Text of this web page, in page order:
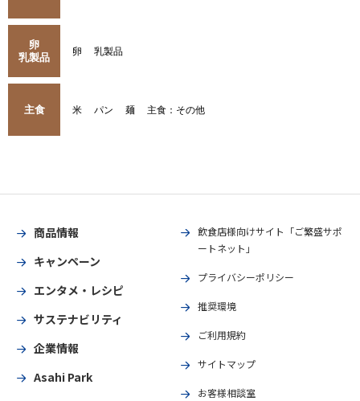
卵
乳製品
卵 乳製品
主食 米 パン 麺 主食：その他
商品情報
キャンペーン
エンタメ・レシピ
サステナビリティ
企業情報
Asahi Park
飲食店様向けサイト「ご繁盛サポ
ートネット」
プライバシーポリシー
推奨環境
ご利用規約
サイトマップ
お客様相談室